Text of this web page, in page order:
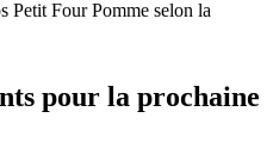
Petit Four Pomme selon la
pour la prochaine